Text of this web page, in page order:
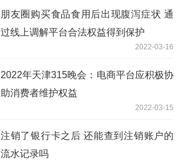
朋友圈购买食品食用后出现腹泻症状 通
过线上调解平台合法权益得到保护
2022-03-16
2022年天津315晚会：电商平台应积极协
助消费者维护权益
2022-03-15
注销了银行卡之后 还能查到注销账户的
流水记录吗